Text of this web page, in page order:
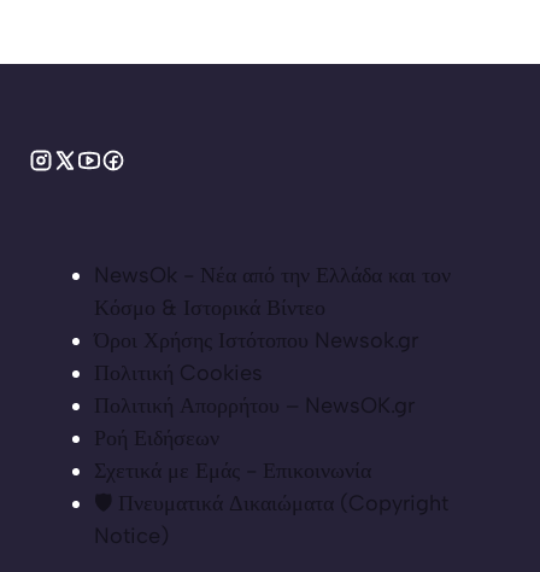
NewsOk - Νέα από την Ελλάδα και τον
Κόσμο & Ιστορικά Βίντεο
Όροι Χρήσης Ιστότοπου Newsok.gr
Πολιτική Cookies
Πολιτική Απορρήτου – NewsOK.gr
Ροή Ειδήσεων
Σχετικά με Εμάς - Επικοινωνία
🛡️ Πνευματικά Δικαιώματα (Copyright
Notice)